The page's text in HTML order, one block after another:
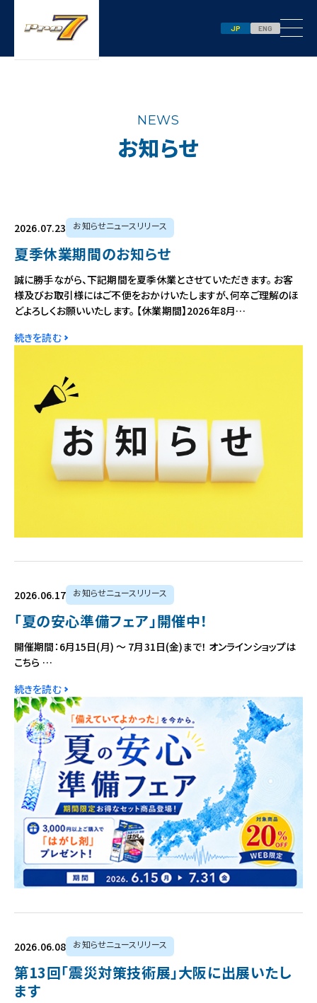
JP ENG
NEWS
お知らせ
2026.07.23 お知らせニュースリリース
夏季休業期間のお知らせ
誠に勝手ながら、下記期間を夏季休業とさせていただきます。 お客
様及びお取引様にはご不便をおかけいたしますが、何卒ご理解のほ
どよろしくお願いいたします。 【休業期間】2026年8月…
続きを読む
2026.06.17 お知らせニュースリリース
「夏の安心準備フェア」開催中！
開催期間：6月15日(月) ～ 7月31日(金)まで！ オンラインショップは
こちら …
続きを読む
2026.06.08 お知らせニュースリリース
第13回「震災対策技術展」大阪に出展いたし
ます